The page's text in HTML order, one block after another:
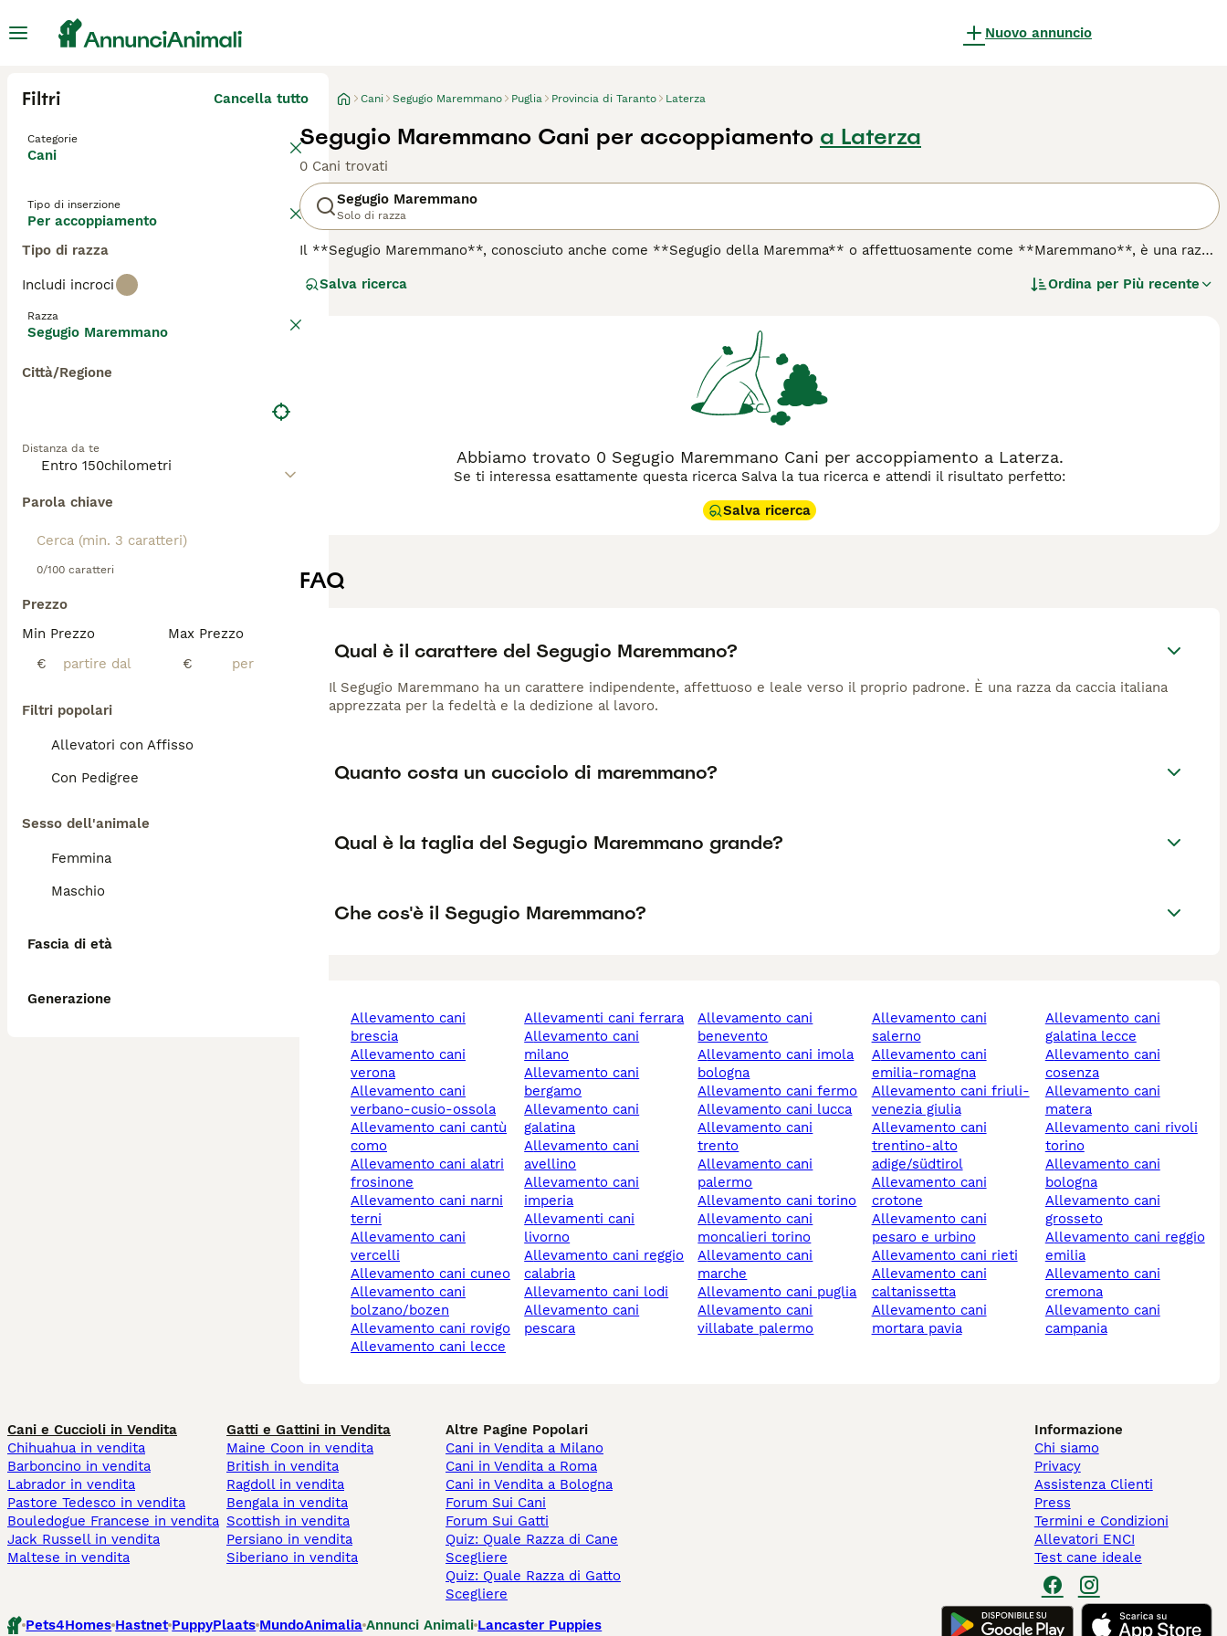
Nuovo annuncio
Filtri Cancella tutto
Categorie
Cani
Tipo di inserzione
Per accoppiamento
Tipo di razza
Includi incroci
Razza
Segugio Maremmano
Città/Regione
Distanza da te
Parola chiave
0/100 caratteri
Prezzo
Min Prezzo
€
Max Prezzo
€
Filtri popolari
Allevatori con Affisso
Con Pedigree
Sesso dell'animale
Femmina
Maschio
Fascia di età
Generazione
Cani Segugio Maremmano Puglia Provincia di Taranto Laterza
Segugio Maremmano Cani per accoppiamento a Laterza
0 Cani trovati
Segugio Maremmano
Solo di razza
Il **Segugio Maremmano**, conosciuto anche come **Segugio della Maremma** o affettuosamente come **Maremmano**, è una razza
alla lepre, dotato di un eccellente fiuto e grande resistenza. Di taglia media, il Segugio Maremmano presenta un mantello corto, fitto e
orecchie lunghe e pendenti e la coda a sciabola sono tratti distintivi della razza. Dal punto di vista caratteriale, questo segugio è
intelligente, indipendente e molto legato alla famiglia, mostrando affetto e lealtà. È adatto a chi ama uno stile di vita attivo, poiché
necessita di lunghe passeggiate quotidiane e stimoli mentali costanti. Non è indicato per vivere in appartamento a causa del suo alto
bisogno di movimento. Il **Maremmano** è perfetto per cacciatori esperti o famiglie con ampi spazi esterni, che possano accogliere un
Salva ricerca Ordina per Più recente
Abbiamo trovato 0 Segugio Maremmano Cani per accoppiamento a Laterza.
Se ti interessa esattamente questa ricerca Salva la tua ricerca e attendi il risultato perfetto:
Salva ricerca
FAQ
Qual è il carattere del Segugio Maremmano?
Il Segugio Maremmano ha un carattere indipendente, affettuoso e leale verso il proprio padrone. È una razza da caccia italiana
apprezzata per la fedeltà e la dedizione al lavoro.
Quanto costa un cucciolo di maremmano?
Qual è la taglia del Segugio Maremmano grande?
Che cos'è il Segugio Maremmano?
allevamento cani
brescia
allevamento cani
verona
allevamento cani
verbano-cusio-ossola
allevamento cani cantù
como
allevamento cani alatri
frosinone
allevamento cani narni
terni
allevamento cani
vercelli
allevamento cani cuneo
allevamento cani
bolzano/bozen
allevamento cani rovigo
allevamento cani lecce
allevamenti cani ferrara
allevamento cani
milano
allevamento cani
bergamo
allevamento cani
galatina
allevamento cani
avellino
allevamento cani
imperia
allevamenti cani
livorno
allevamento cani reggio
calabria
allevamento cani lodi
allevamento cani
pescara
allevamento cani
benevento
allevamento cani imola
bologna
allevamento cani fermo
allevamento cani lucca
allevamento cani
trento
allevamento cani
palermo
allevamento cani torino
allevamento cani
moncalieri torino
allevamento cani
marche
allevamento cani puglia
allevamento cani
villabate palermo
allevamento cani
salerno
allevamento cani
emilia-romagna
allevamento cani friuli-
venezia giulia
allevamento cani
trentino-alto
adige/südtirol
allevamento cani
crotone
allevamento cani
pesaro e urbino
allevamento cani rieti
allevamento cani
caltanissetta
allevamento cani
mortara pavia
allevamento cani
galatina lecce
allevamento cani
cosenza
allevamento cani
matera
allevamento cani rivoli
torino
allevamento cani
bologna
allevamento cani
grosseto
allevamento cani reggio
emilia
allevamento cani
cremona
allevamento cani
campania
Cani e Cuccioli in Vendita
Chihuahua in vendita
Barboncino in vendita
Labrador in vendita
Pastore Tedesco in vendita
Bouledogue Francese in vendita
Jack Russell in vendita
Maltese in vendita
Gatti e Gattini in Vendita
Maine Coon in vendita
British in vendita
Ragdoll in vendita
Bengala in vendita
Scottish in vendita
Persiano in vendita
Siberiano in vendita
Altre Pagine Popolari
Cani in Vendita a Milano
Cani in Vendita a Roma
Cani in Vendita a Bologna
Forum Sui Cani
Forum Sui Gatti
Quiz: Quale Razza di Cane
Scegliere
Quiz: Quale Razza di Gatto
Scegliere
Informazione
Chi siamo
Privacy
Assistenza Clienti
Press
Termini e Condizioni
Allevatori ENCI
Test cane ideale
Pets4Homes Hastnet PuppyPlaats MundoAnimalia Annunci Animali Lancaster Puppies